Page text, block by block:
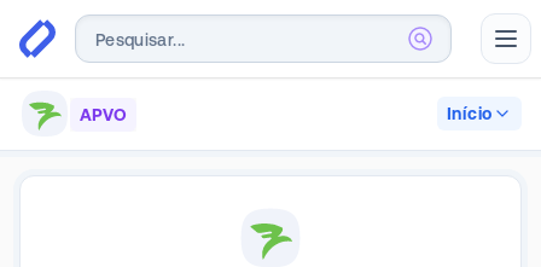
APVO Início